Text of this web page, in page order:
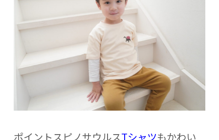
ポイントスピノサウルスTシャツもかわい